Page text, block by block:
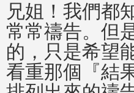
兄姐！我們都
常常禱告。但
的，只是希望
看重那個『結